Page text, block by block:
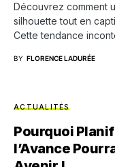
Découvrez comment
silhouette tout en
Cette tendance
BY FLORENCE LADURÉE
ACTUALITÉS
Pourquoi
l’Avance